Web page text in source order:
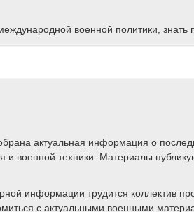
военной политики,
актуальная информация о
и военной техники. Материалы
информации трудится коллектив
с актуальными военными